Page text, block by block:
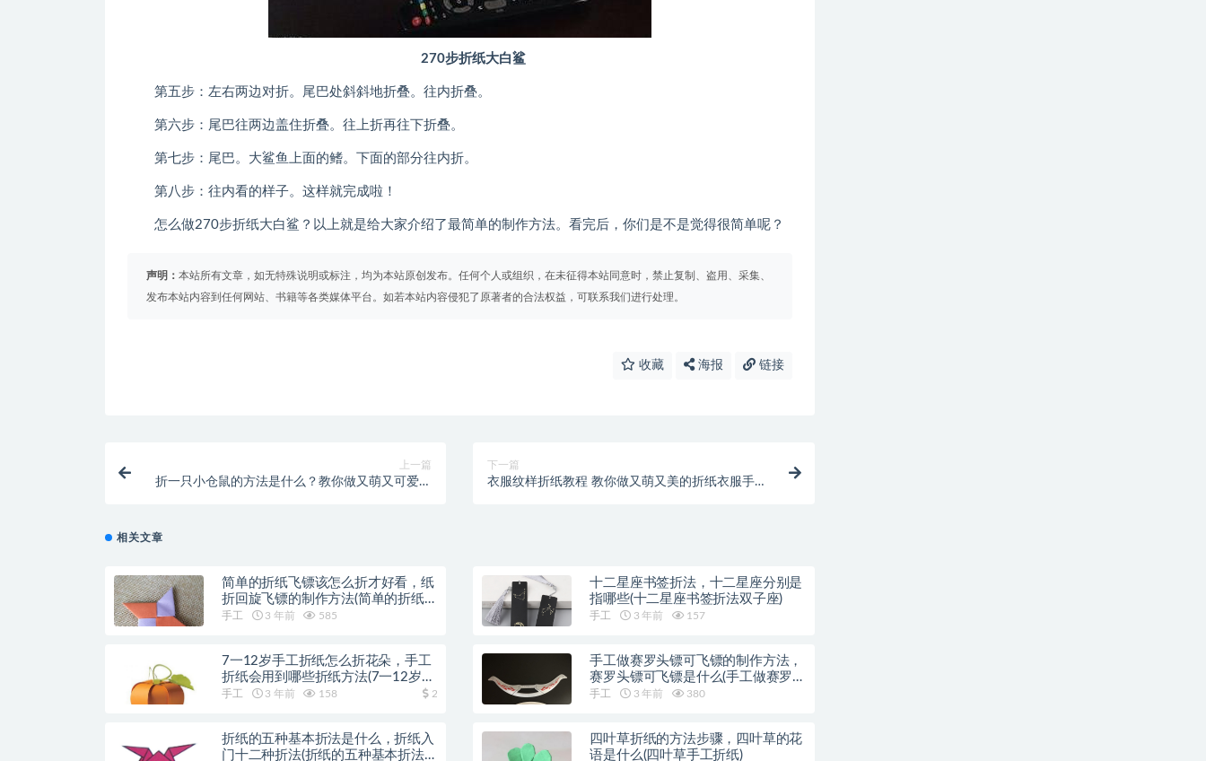
270步折纸大白鲨
第五步：左右两边对折。尾巴处斜斜地折叠。往内折叠。
第六步：尾巴往两边盖住折叠。往上折再往下折叠。
第七步：尾巴。大鲨鱼上面的鳍。下面的部分往内折。
第八步：往内看的样子。这样就完成啦！
怎么做270步折纸大白鲨？以上就是给大家介绍了最简单的制作方法。看完后，你们是不是觉得很简单呢？
声明： 本站所有文章，如无特殊说明或标注，均为本站原创发布。任何个人或组织，在未征得本站同意时，禁止复制、盗用、采集、
发布本站内容到任何网站、书籍等各类媒体平台。如若本站内容侵犯了原著者的合法权益，可联系我们进行处理。
收藏 海报 链接
上一篇
折一只小仓鼠的方法是什么？教你做又萌又可爱小
下一篇
衣服纹样折纸教程 教你做又萌又美的折纸衣服手工
相关文章
简单的折纸飞镖该怎么折才好看，纸
折回旋飞镖的制作方法(简单的折纸
方法)
手工 3 年前 585
十二星座书签折法，十二星座分别是
指哪些(十二星座书签折法双子座)
手工 3 年前 157
7一12岁手工折纸怎么折花朵，手工
折纸会用到哪些折纸方法(7一12岁手
工折纸动物)
手工 3 年前 158 2
手工做赛罗头镖可飞镖的制作方法，
赛罗头镖可飞镖是什么(手工做赛罗
头镖可飞)
手工 3 年前 380
折纸的五种基本折法是什么，折纸入
门十二种折法(折纸的五种基本折法
四叶草折纸的方法步骤，四叶草的花
语是什么(四叶草手工折纸)